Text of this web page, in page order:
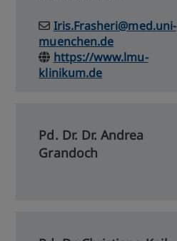
Iris.Frasheri@med.uni-
muenchen.de
https://www.lmu-
klinikum.de
Pd. Dr. Dr. Andrea
Grandoch